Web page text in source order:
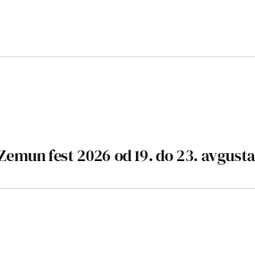
fest 2026 od 19. do 23. avgusta